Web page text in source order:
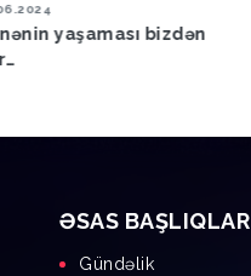
Səmərqəndə ona görə
ki, birdən orada onu sülh
ƏSAS BAŞLIQLAR
Gündəlik